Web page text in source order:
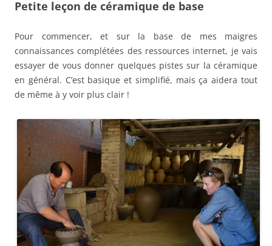
Petite leçon de céramique de base
Pour commencer, et sur la base de mes maigres
connaissances complétées des ressources internet, je vais
essayer de vous donner quelques pistes sur la céramique
en général. C’est basique et simplifié, mais ça aidera tout
de même à y voir plus clair !